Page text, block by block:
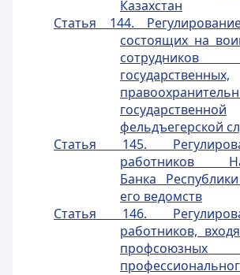
Казахстан
Статья 144.
состоящих на
сотрудников
государственных,
государственной
фельдъегерской
Статья 145.
работников
Банка
его ведомств
Статья 146.
работников,